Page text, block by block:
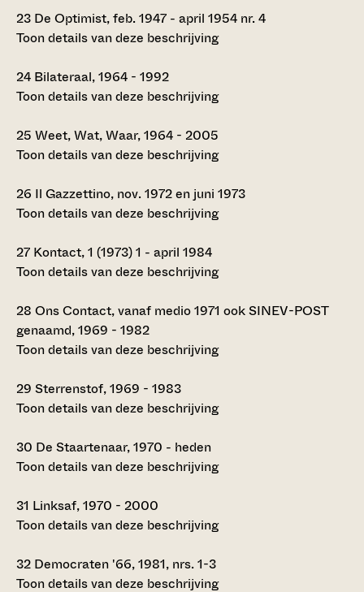
23 De Optimist, feb. 1947 - april 1954 nr. 4
Toon details van deze beschrijving
24 Bilateraal, 1964 - 1992
Toon details van deze beschrijving
25 Weet, Wat, Waar, 1964 - 2005
Toon details van deze beschrijving
26 Il Gazzettino, nov. 1972 en juni 1973
Toon details van deze beschrijving
27 Kontact, 1 (1973) 1 - april 1984
Toon details van deze beschrijving
28 Ons Contact, vanaf medio 1971 ook SINEV-POST
genaamd, 1969 - 1982
Toon details van deze beschrijving
29 Sterrenstof, 1969 - 1983
Toon details van deze beschrijving
30 De Staartenaar, 1970 - heden
Toon details van deze beschrijving
31 Linksaf, 1970 - 2000
Toon details van deze beschrijving
32 Democraten '66, 1981, nrs. 1-3
Toon details van deze beschrijving